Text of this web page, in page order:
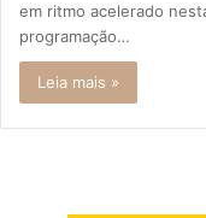
em ritmo acelerado
programação…
Leia mais »